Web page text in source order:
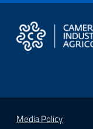
Media Policy